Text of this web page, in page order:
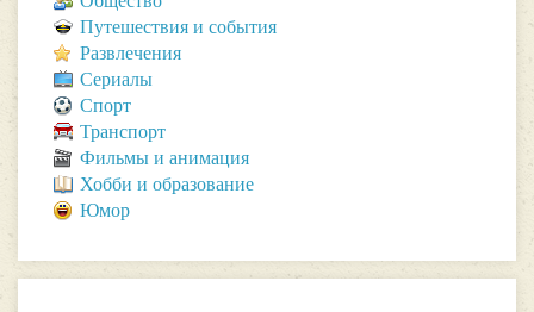
Путешествия и события
Развлечения
Сериалы
Спорт
Транспорт
Фильмы и анимация
Хобби и образование
Юмор